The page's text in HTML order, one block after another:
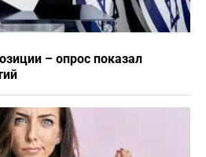
– опрос показал